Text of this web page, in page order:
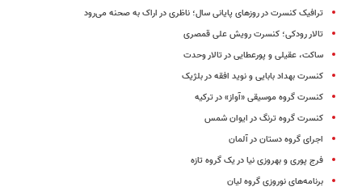
ترافیک کنسرت در روزهای پایانی سال؛ ناظری در اراک به صحنه می‌رود
تالار رودکی؛ کنسرت رویش علی قمصری
ساکت، عقیلی و پورعطایی در تالار وحدت
کنسرت بهداد بابایی و نوید افقه در بلژیک
کنسرت گروه موسیقی «آواز» در ترکیه
کنسرت گروه ترنگ در ایوان شمس
اجرای گروه دستان در آلمان
فرج پوری و بهروزی نیا در یک گروه تازه
برنامه‌های نوروزی گروه لیان